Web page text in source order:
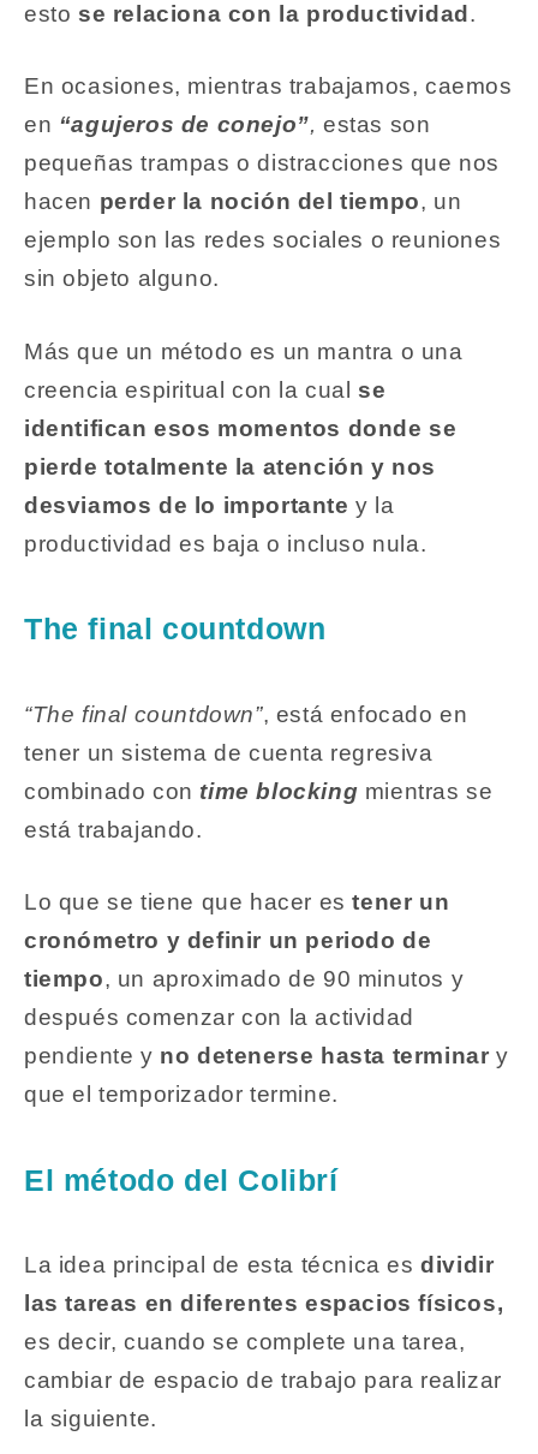
esto se relaciona con la productividad .
En ocasiones, mientras trabajamos, caemos
en “agujeros de conejo”,estas son
pequeñas trampas o distracciones que nos
hacen perder la noción del tiempo, un
ejemplo son las redes sociales o reuniones
sin objeto alguno.
Más que un método es un mantra o una
creencia espiritual con la cual se
identifican esos momentos donde se
pierde totalmente la atención y nos
desviamos de lo importante y la
productividad es baja o incluso nula.
The final countdown
“The final countdown”, está enfocado en
tener un sistema de cuenta regresiva
combinado con time blocking mientras se
está trabajando.
Lo que se tiene que hacer es tener un
cronómetro y definir un periodo de
tiempo, un aproximado de 90 minutos y
después comenzar con la actividad
pendiente y no detenerse hasta terminar y
que el temporizador termine.
El método del Colibrí
La idea principal de esta técnica esdividir
las tareas en diferentes espacios físicos,
es decir, cuando se complete una tarea,
cambiar de espacio de trabajo para realizar
la siguiente.